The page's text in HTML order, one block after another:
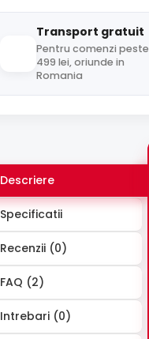
Transport gratuit
Pentru comenzi peste
499 lei, oriunde in
Romania
Descriere
Specificatii
Recenzii (0)
FAQ (2)
Intrebari (0)